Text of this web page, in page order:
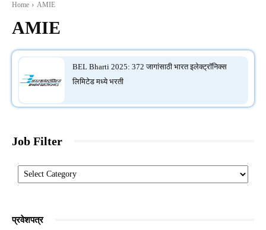
Home AMIE
AMIE
BEL Bharti 2025: 372 जागांसाठी भारत इलेक्ट्रॉनिक्स
लिमिटेड मध्ये भरती
Job Filter
Categories
प्रवेशपत्र